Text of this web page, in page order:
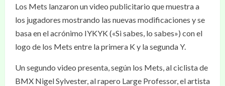
Los Mets lanzaron un video publicitario que muestra a
los jugadores mostrando las nuevas modificaciones y se
basa en el acrónimo IYKYK («Si sabes, lo sabes») con el
logo de los Mets entre la primera K y la segunda Y.
Un segundo video presenta, según los Mets, al ciclista de
BMX Nigel Sylvester, al rapero Large Professor, el artista